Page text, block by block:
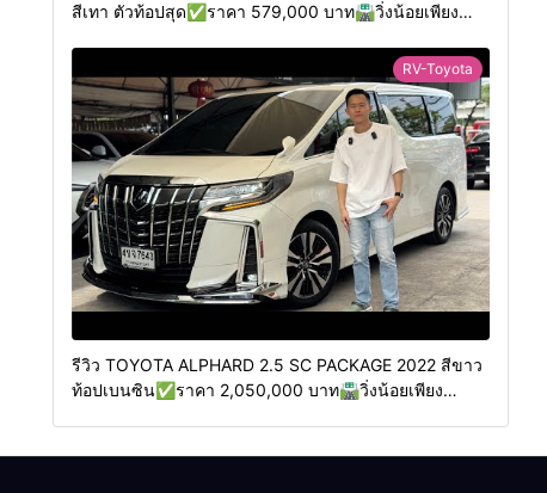
สีเทา ตัวท้อปสุด✅ราคา 579,000 บาท🛣️วิ่งน้อยเพียง
RV-Toyota
รีวิว TOYOTA ALPHARD 2.5 SC PACKAGE 2022 สีขาว
ท้อปเบนซิน✅ราคา 2,050,000 บาท🛣️วิ่งน้อยเพียง